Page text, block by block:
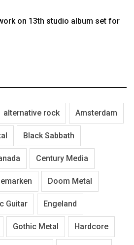
on 13th studio album set for
alternative rock Amsterdam
Black Sabbath
Century Media
Doom Metal
Guitar Engeland
Gothic Metal Hardcore